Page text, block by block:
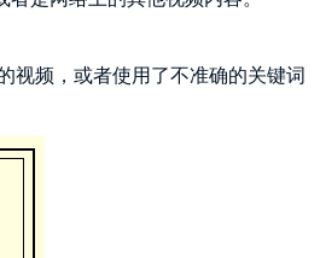
视频，或者使用了不准确的关键词